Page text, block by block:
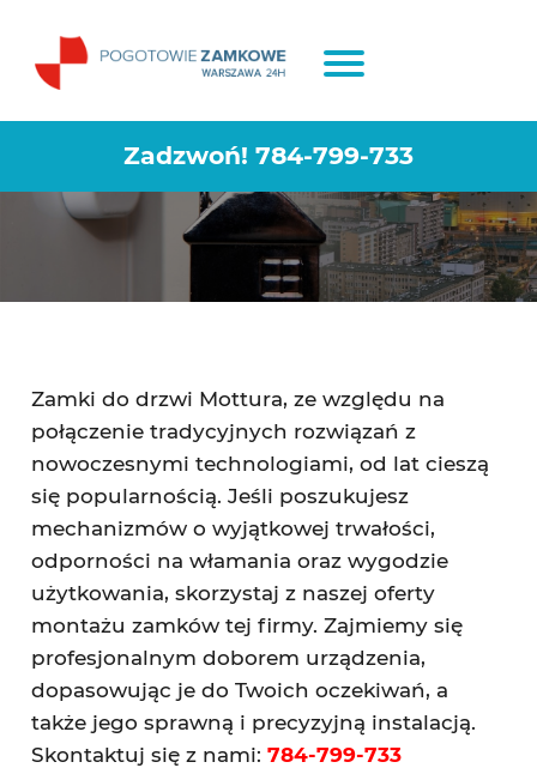
Zadzwoń! 784-799-733
Antywłamaniowe zamki do drzwi
Mottura
Zamki do drzwi Mottura, ze względu na
połączenie tradycyjnych rozwiązań z
nowoczesnymi technologiami, od lat cieszą
się popularnością. Jeśli poszukujesz
mechanizmów o wyjątkowej trwałości,
odporności na włamania oraz wygodzie
użytkowania, skorzystaj z naszej oferty
montażu zamków tej firmy. Zajmiemy się
profesjonalnym doborem urządzenia,
dopasowując je do Twoich oczekiwań, a
także jego sprawną i precyzyjną instalacją.
Skontaktuj się z nami: 784-799-733